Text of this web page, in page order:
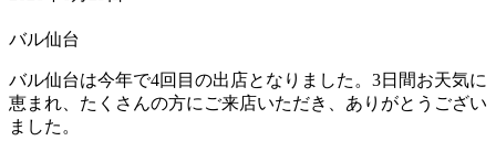
バル仙台
バル仙台は今年で4回目の出店となりました。3日間お天気に
恵まれ、たくさんの方にご来店いただき、ありがとうござい
ました。